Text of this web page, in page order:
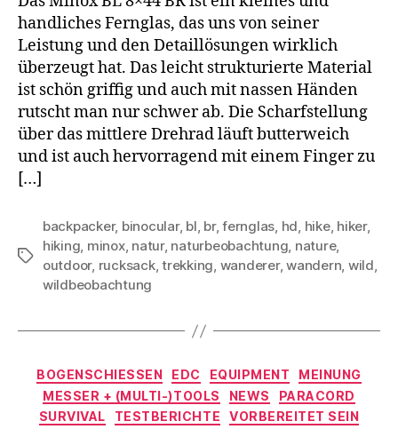
handliches Fernglas, das uns von seiner
Leistung und den Detaillösungen wirklich
überzeugt hat. Das leicht strukturierte Material
ist schön griffig und auch mit nassen Händen
rutscht man nur schwer ab. Die Scharfstellung
über das mittlere Drehrad läuft butterweich
und ist auch hervorragend mit einem Finger zu
[…]
Schlagwörter
backpacker, binocular, bl, br,fernglas, hd, hike, hiker,
hiking, minox, natur, naturbeobachtung, nature,
outdoor, rucksack,trekking, wanderer,wandern, wild,
wildbeobachtung
Kategorien
BOGENSCHIESSEN EDC EQUIPMENT
MEINUNG
MESSER + (MULTI-)TOOLS
NEWS
PARACORD
SURVIVAL
TESTBERICHTE VORBEREITET SEIN